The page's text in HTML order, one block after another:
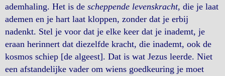
ademhaling. Het is de scheppende levenskracht, die je laat
ademen en je hart laat kloppen, zonder dat je erbij
nadenkt. Stel je voor dat je elke keer dat je inademt, je
eraan herinnert dat diezelfde kracht, die inademt, ook de
kosmos schiep [de algeest]. Dat is wat Jezus leerde. Niet
een afstandelijke vader om wiens goedkeuring je moet